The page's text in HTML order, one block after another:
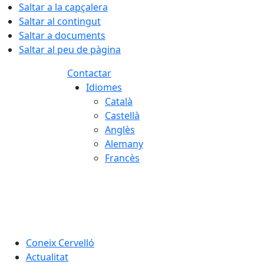
Saltar a la capçalera
Saltar al contingut
Saltar a documents
Saltar al peu de pàgina
Contactar
Idiomes
Català
Castellà
Anglès
Alemany
Francès
Coneix Cervelló
Actualitat